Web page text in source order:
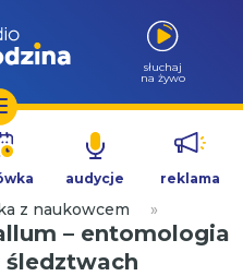
słuchaj
na żywo
audycje reklama
z naukowcem »
– entomologia